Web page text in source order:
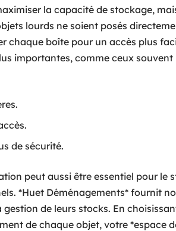
la capacité de stockage,
lourds ne soient posés
chaque boîte pour un accès plus
importantes, comme ceux
de sécurité.
peut aussi être essentiel pour le
*Huet Déménagements* fournit
de leurs stocks. En
de chaque objet, votre *espace